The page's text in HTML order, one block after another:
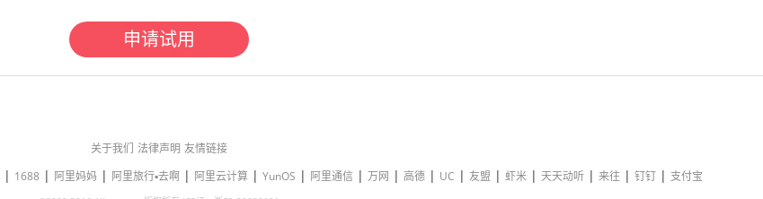
申请试用
关于我们 法律声明 友情链接
| 1688 | 阿里妈妈 | 阿里旅行▪去啊 | 阿里云计算 | YunOS | 阿里通信 | 万网 | 高德 | UC | 友盟 | 虾米 | 天天动听 | 来往 | 钉钉 | 支付宝